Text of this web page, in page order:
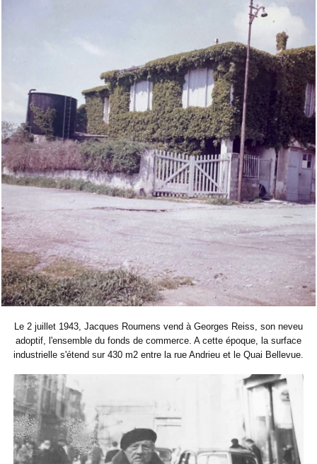
Le 2 juillet 1943, Jacques Roumens vend à Georges Reiss, son neveu
adoptif, l'ensemble du fonds de commerce. A cette époque, la surface
industrielle s'étend sur 430 m2 entre la rue Andrieu et le Quai Bellevue.